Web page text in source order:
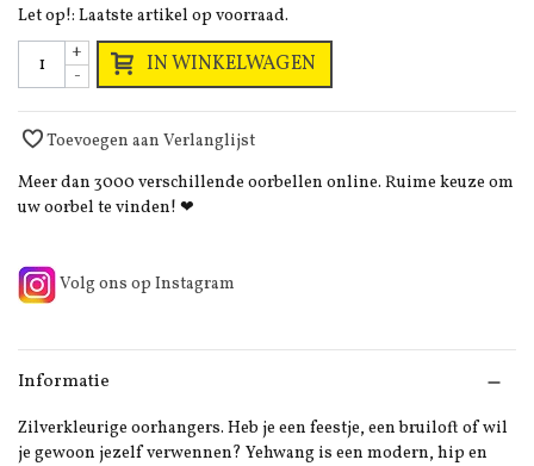
Let op!: Laatste artikel op voorraad.
-
+ IN WINKELWAGEN
Toevoegen aan Verlanglijst
Meer dan 3000 verschillende oorbellen online. Ruime keuze om
uw oorbel te vinden! ❤
Volg ons op Instagram
Informatie
Zilverkleurige oorhangers. Heb je een feestje, een bruiloft of wil
je gewoon jezelf verwennen? Yehwang is een modern, hip en